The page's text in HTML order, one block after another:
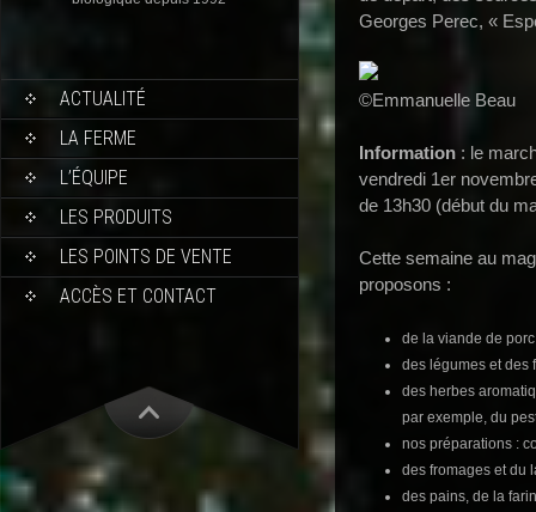
ACTUALITÉ
LA FERME
L’ÉQUIPE
LES PRODUITS
LES POINTS DE VENTE
ACCÈS ET CONTACT
Georges Perec, «
©Emmanuelle Beau
Information : le
vendredi 1er
de 13h30 (début du
Cette semaine au
proposons :
de la viande de
des légumes et des
des herbes
par exemple, du
nos préparations :
des fromages et du
des pains, de la